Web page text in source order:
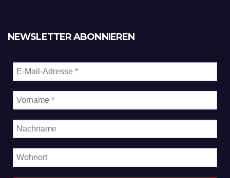
NEWSLETTER ABONNIEREN